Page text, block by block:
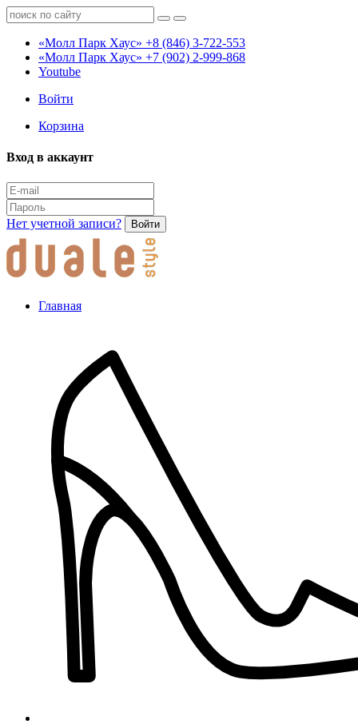
«Молл Парк Хаус» +8 (846) 3-722-553
«Молл Парк Хаус» +7 (902) 2-999-868
Youtube
Войти
Корзина
Вход в аккаунт
Нет учетной записи? Войти
Главная